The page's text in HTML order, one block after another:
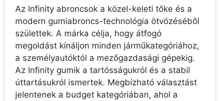
Az Infinity abroncsok a közel-keleti tőke és a
modern gumiabroncs-technológia ötvözéséből
születtek. A márka célja, hogy átfogó
megoldást kínáljon minden járműkategóriához,
a személyautóktól a mezőgazdasági gépekig.
Az Infinity gumik a tartósságukról és a stabil
úttartásukról ismertek. Megbízható választást
jelentenek a budget kategóriában, ahol a